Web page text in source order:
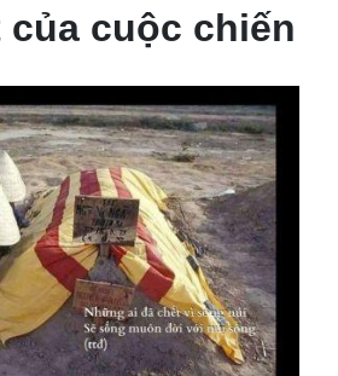
của cuộc chiến